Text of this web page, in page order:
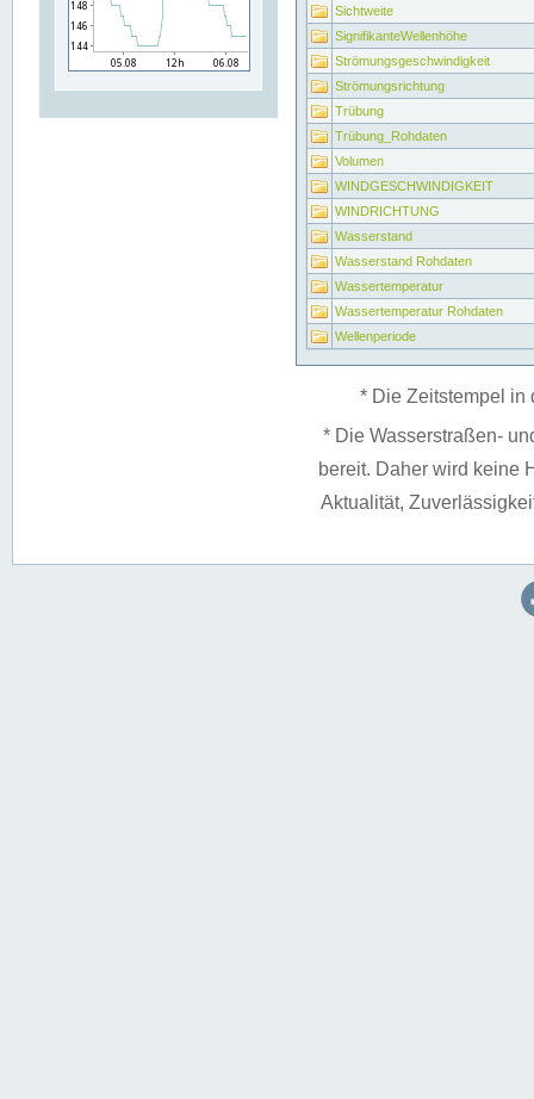
Sichtweite
SignifikanteWellenhöhe
Strömungsgeschwindigkeit
Strömungsrichtung
Trübung
Trübung_Rohdaten
Volumen
WINDGESCHWINDIGKEIT
WINDRICHTUNG
Wasserstand
Wasserstand Rohdaten
Wassertemperatur
Wassertemperatur Rohdaten
Wellenperiode
* Die Zeitstempel in
* Die Wasserstraßen-
bereit. Daher wird keine
Aktualität,